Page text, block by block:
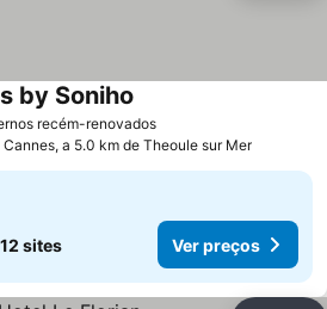
recém-renovados
by Soniho
Cannes, a 5.0 km de Theoule sur Mer
12 sites Ver preços